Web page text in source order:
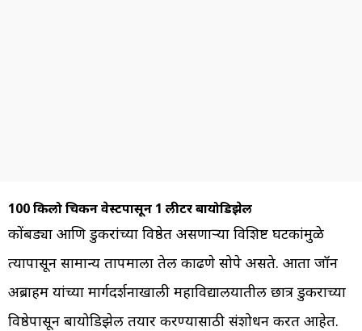
100 किलो चिकन वेस्टपासून 1 लीटर बायोडिझेल
कोंबड्या आणि डुकरांच्या विष्ठेत असणाऱ्या विशिष्ट घटकांमुळे
त्यापासून सामान्य तापमाला तेल काढणे सोपे असते. आता जॉन
अब्राहम यांच्या मार्गदर्शनाखाली महाविद्यालयातील छात्र डुकराच्या
विष्ठेपासून बायोडिझेल तयार करण्यासाठी संशोधन करत आहेत.